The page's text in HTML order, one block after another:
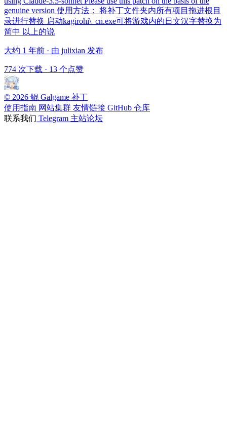
genuine version 使用方法： 将补丁文件夹内所有项目拖进根目
录进行替换 启动kagirohi\_cn.exe可将游戏内的日文汉字替换为
简中 以上的说
大约 1 年前 · 由 julixian 发布
774 次下载 · 13 个点赞
© 2026 鲲 Galgame 补丁
使用指南 网站集群 友情链接 GitHub 仓库
联系我们 Telegram 主站论坛